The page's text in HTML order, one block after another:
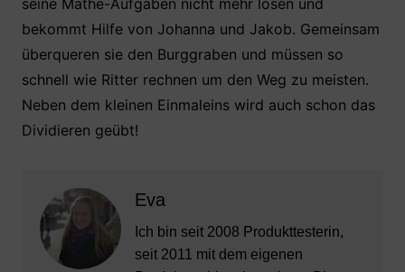
seine Mathe-Aufgaben nicht mehr lösen und
bekommt Hilfe von Johanna und Jakob. Gemeinsam
überqueren sie den Burggraben und müssen so
schnell wie Ritter rechnen um den Weg zu meisten.
Neben dem kleinen Einmaleins wird auch schon das
Dividieren geübt!
Eva
Ich bin seit 2008 Produkttesterin,
seit 2011 mit dem eigenen